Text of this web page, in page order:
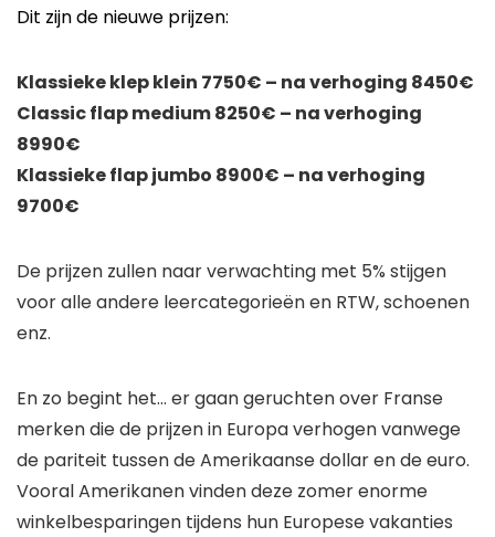
Dit zijn de nieuwe prijzen:
Klassieke klep klein 7750€ – na verhoging 8450€
Classic flap medium 8250€ – na verhoging
8990€
Klassieke flap jumbo 8900€ – na verhoging
9700€
De prijzen zullen naar verwachting met 5% stijgen
voor alle andere leercategorieën en RTW, schoenen
enz.
En zo begint het… er gaan geruchten over Franse
merken die de prijzen in Europa verhogen vanwege
de pariteit tussen de Amerikaanse dollar en de euro.
Vooral Amerikanen vinden deze zomer enorme
winkelbesparingen tijdens hun Europese vakanties